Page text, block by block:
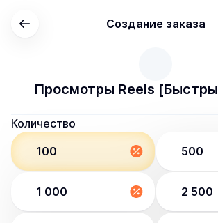
Создание заказа
Просмотры Reels
Количество
100
500
1 000 2 500